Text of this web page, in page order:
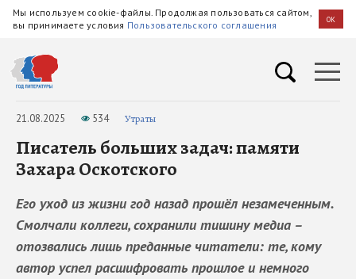
Мы используем cookie-файлы. Продолжая пользоваться сайтом,
вы принимаете условия Пользовательского соглашения OK
21.08.2025 534 Утраты
Писатель больших задач: памяти
Захара Оскотского
Его уход из жизни год назад прошёл незамеченным.
Смолчали коллеги, сохранили тишину медиа –
отозвались лишь преданные читатели: те, кому
автор успел расшифровать прошлое и немного